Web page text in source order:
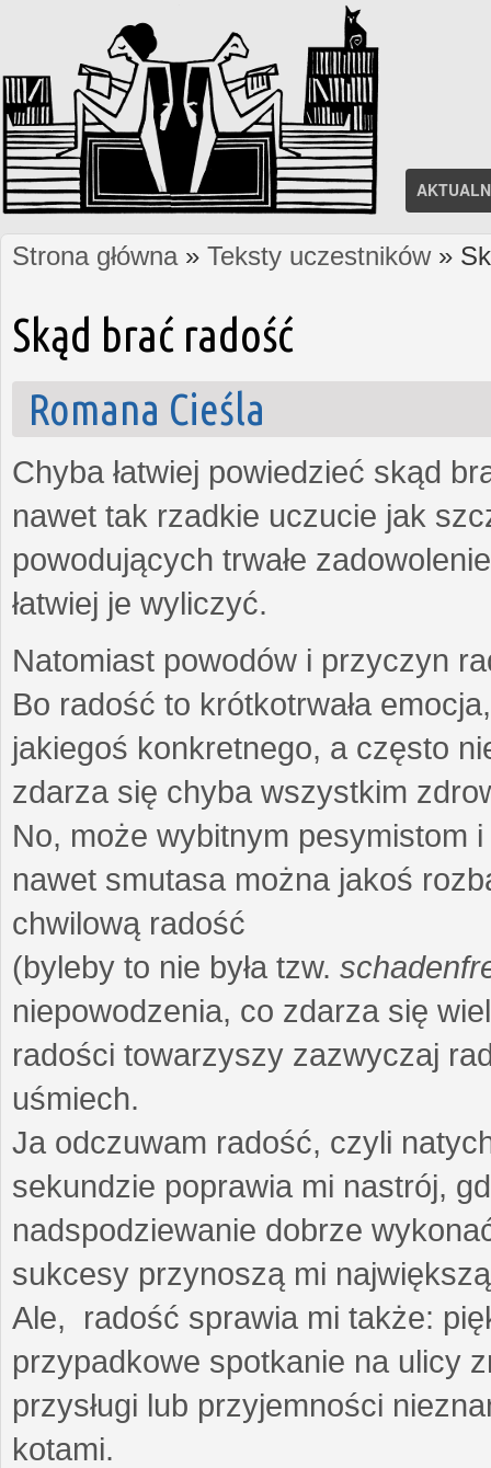
Jesteś tutaj
Strona główna» Teksty uczestników»
Skąd brać radość
Romana Cieśla
Chyba łatwiej powiedzieć skąd
nawet tak rzadkie uczucie jak
powodujących trwałe
łatwiej je wyliczyć.
Natomiast powodów i przyczyn
Bo radość to krótkotrwała
jakiegoś konkretnego, a często
zdarza się chyba wszystkim
No, może wybitnym pesymistom
nawet smutasa można jakoś
chwilową radość
(byleby to nie była tzw.
niepowodzenia, co zdarza się
radości towarzyszy zazwyczaj
uśmiech.
Ja odczuwam radość, czyli
sekundzie poprawia mi nastrój,
nadspodziewanie dobrze
sukcesy przynoszą mi
Ale, radość sprawia mi także:
przypadkowe spotkanie na ulicy
przysługi lub przyjemności
kotami.